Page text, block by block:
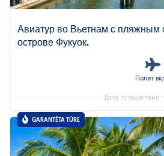
Авиатур во Вьетнам с пляжным
острове Фукуок.
Полет
Дата путешествия
GARANTĒTA TŪRE